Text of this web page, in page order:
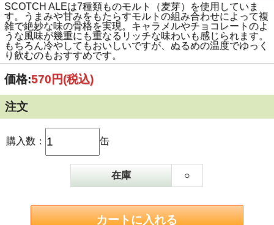
SCOTCH ALEは7種類ものモルト（麦芽）を使用していま
す。うまみや甘みをもたらすモルトの組み合わせによって複
雑で絶妙な味の骨格を実現。キャラメルやチョコレートのよ
うな風味が幾重にも重なるリッチな味わいも感じられます。
もちろん冷やしてもおいしいですが、ぬるめの温度でゆっく
り飲むのもおすすめです。
価格:570円(税込)
注文
購入数： 缶
在庫 ○